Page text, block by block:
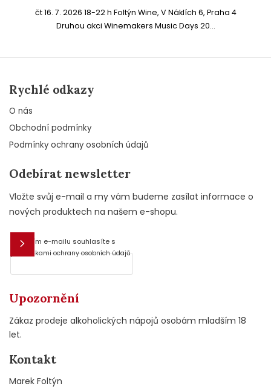
čt 16. 7. 2026 18-22 h Foltýn Wine, V Náklích 6, Praha 4
Druhou akci Winemakers Music Days 20...
Rychlé odkazy
O nás
Obchodní podmínky
Podmínky ochrany osobních údajů
Odebírat newsletter
Vložte svůj e-mail a my vám budeme zasílat informace o
nových produktech na našem e-shopu.
E-mail
Vložením e-mailu souhlasíte s
podmínkami ochrany osobních údajů
Upozornění
Zákaz prodeje alkoholických nápojů osobám mladším 18
let.
Kontakt
Marek Foltýn